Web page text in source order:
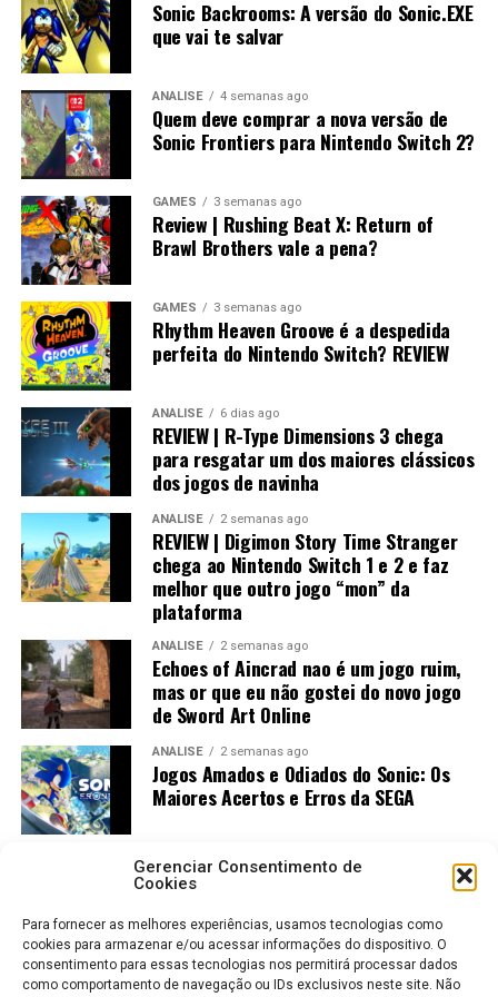
Gerenciar Consentimento de
Cookies
Para fornecer as melhores experiências, usamos tecnologias como
cookies para armazenar e/ou acessar informações do dispositivo. O
consentimento para essas tecnologias nos permitirá processar dados
como comportamento de navegação ou IDs exclusivos neste site. Não
Sonic Backrooms: A versão do Sonic.EXE
que vai te salvar
ANÁLISE 4 semanas ago
Quem deve comprar a nova versão de
Sonic Frontiers para Nintendo Switch 2?
GAMES 3 semanas ago
Review | Rushing Beat X: Return of
Brawl Brothers vale a pena?
GAMES 3 semanas ago
Rhythm Heaven Groove é a despedida
perfeita do Nintendo Switch? REVIEW
ANÁLISE 6 dias ago
REVIEW | R-Type Dimensions 3 chega
para resgatar um dos maiores clássicos
dos jogos de navinha
ANÁLISE 2 semanas ago
REVIEW | Digimon Story Time Stranger
chega ao Nintendo Switch 1 e 2 e faz
melhor que outro jogo “mon” da
plataforma
ANÁLISE 2 semanas ago
Echoes of Aincrad nao é um jogo ruim,
mas or que eu não gostei do novo jogo
de Sword Art Online
ANÁLISE 2 semanas ago
Jogos Amados e Odiados do Sonic: Os
Maiores Acertos e Erros da SEGA